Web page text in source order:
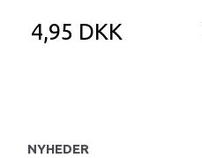
4,95 DKK
NYHEDER